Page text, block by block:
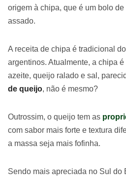
origem à chipa, que é um bolo
assado.
A receita de chipa é tradicional
argentinos. Atualmente, a chipa
azeite, queijo ralado e sal,
de queijo, não é mesmo?
Outrossim, o queijo tem as
com sabor mais forte e textura
a massa seja mais fofinha.
Sendo mais apreciada no Sul do